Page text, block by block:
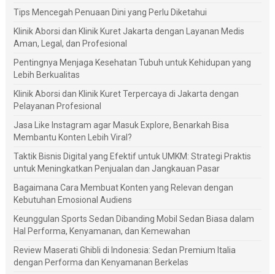
Tips Mencegah Penuaan Dini yang Perlu Diketahui
Klinik Aborsi dan Klinik Kuret Jakarta dengan Layanan Medis
Aman, Legal, dan Profesional
Pentingnya Menjaga Kesehatan Tubuh untuk Kehidupan yang
Lebih Berkualitas
Klinik Aborsi dan Klinik Kuret Terpercaya di Jakarta dengan
Pelayanan Profesional
Jasa Like Instagram agar Masuk Explore, Benarkah Bisa
Membantu Konten Lebih Viral?
Taktik Bisnis Digital yang Efektif untuk UMKM: Strategi Praktis
untuk Meningkatkan Penjualan dan Jangkauan Pasar
Bagaimana Cara Membuat Konten yang Relevan dengan
Kebutuhan Emosional Audiens
Keunggulan Sports Sedan Dibanding Mobil Sedan Biasa dalam
Hal Performa, Kenyamanan, dan Kemewahan
Review Maserati Ghibli di Indonesia: Sedan Premium Italia
dengan Performa dan Kenyamanan Berkelas